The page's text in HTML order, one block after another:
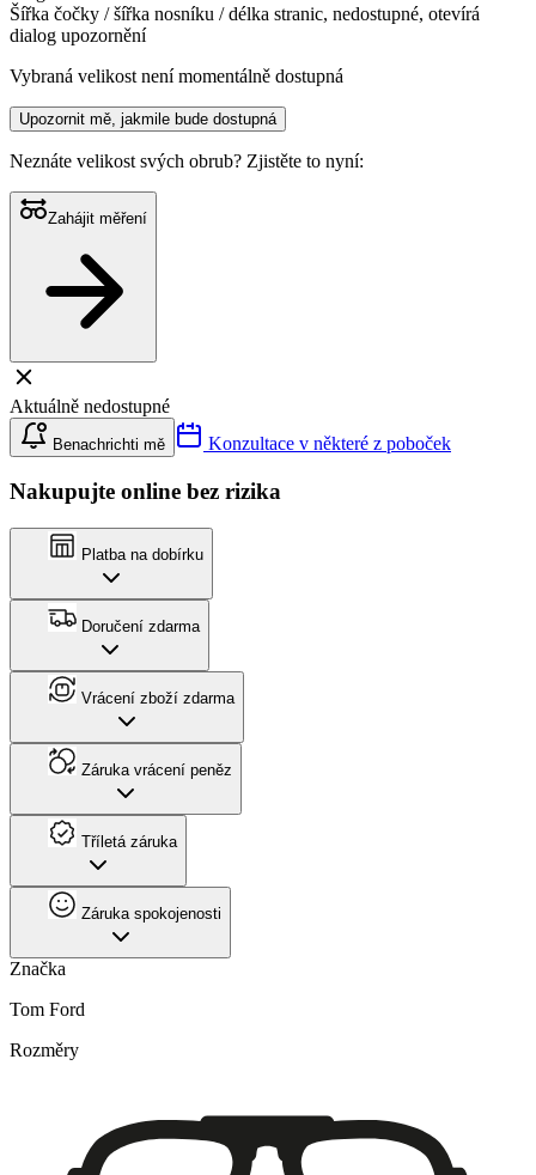
Šířka čočky / šířka nosníku / délka stranic, nedostupné, otevírá
dialog upozornění
Vybraná velikost není momentálně dostupná
Upozornit mě, jakmile bude dostupná
Neznáte velikost svých obrub? Zjistěte to nyní:
Zahájit měření
Aktuálně nedostupné
Benachrichti mě Konzultace v některé z poboček
Nakupujte online bez rizika
Platba na dobírku
Doručení zdarma
Vrácení zboží zdarma
Záruka vrácení peněz
Tříletá záruka
Záruka spokojenosti
Značka
Tom Ford
Rozměry